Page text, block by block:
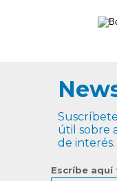
útil sobre
de interés.
Escríbe aquí